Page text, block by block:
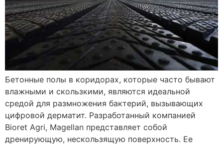
Бетонные полы в коридорах, которые часто бывают
влажными и скользкими, являются идеальной
средой для размножения бактерий, вызывающих
цифровой дерматит. Разработанный компанией
Bioret Agri, Magellan представляет собой
дренирующую, нескользящую поверхность. Ее